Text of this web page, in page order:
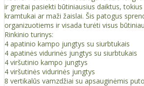
ir greitai pasiekti būtiniausius daiktus,
kramtukai ar maži žaislai. Šis patogus
organizuotiems ir visada turėti visus
Rinkinio turinys:
4 apatinio kampo jungtys su siurbtukais
4 apatinės vidurinės jungtys su siurbtukais
4 viršutinio kampo jungtys
4 viršutinės vidurinės jungtys
8 vertikalūs vamzdžiai su apsauginėmis